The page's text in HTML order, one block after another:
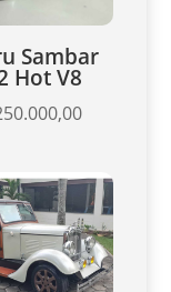
Sambar
Hot V8